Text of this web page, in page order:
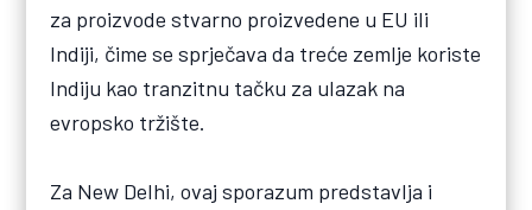
za proizvode stvarno proizvedene u EU ili
Indiji, čime se sprječava da treće zemlje koriste
Indiju kao tranzitnu tačku za ulazak na
evropsko tržište.
Za New Delhi, ovaj sporazum predstavlja i